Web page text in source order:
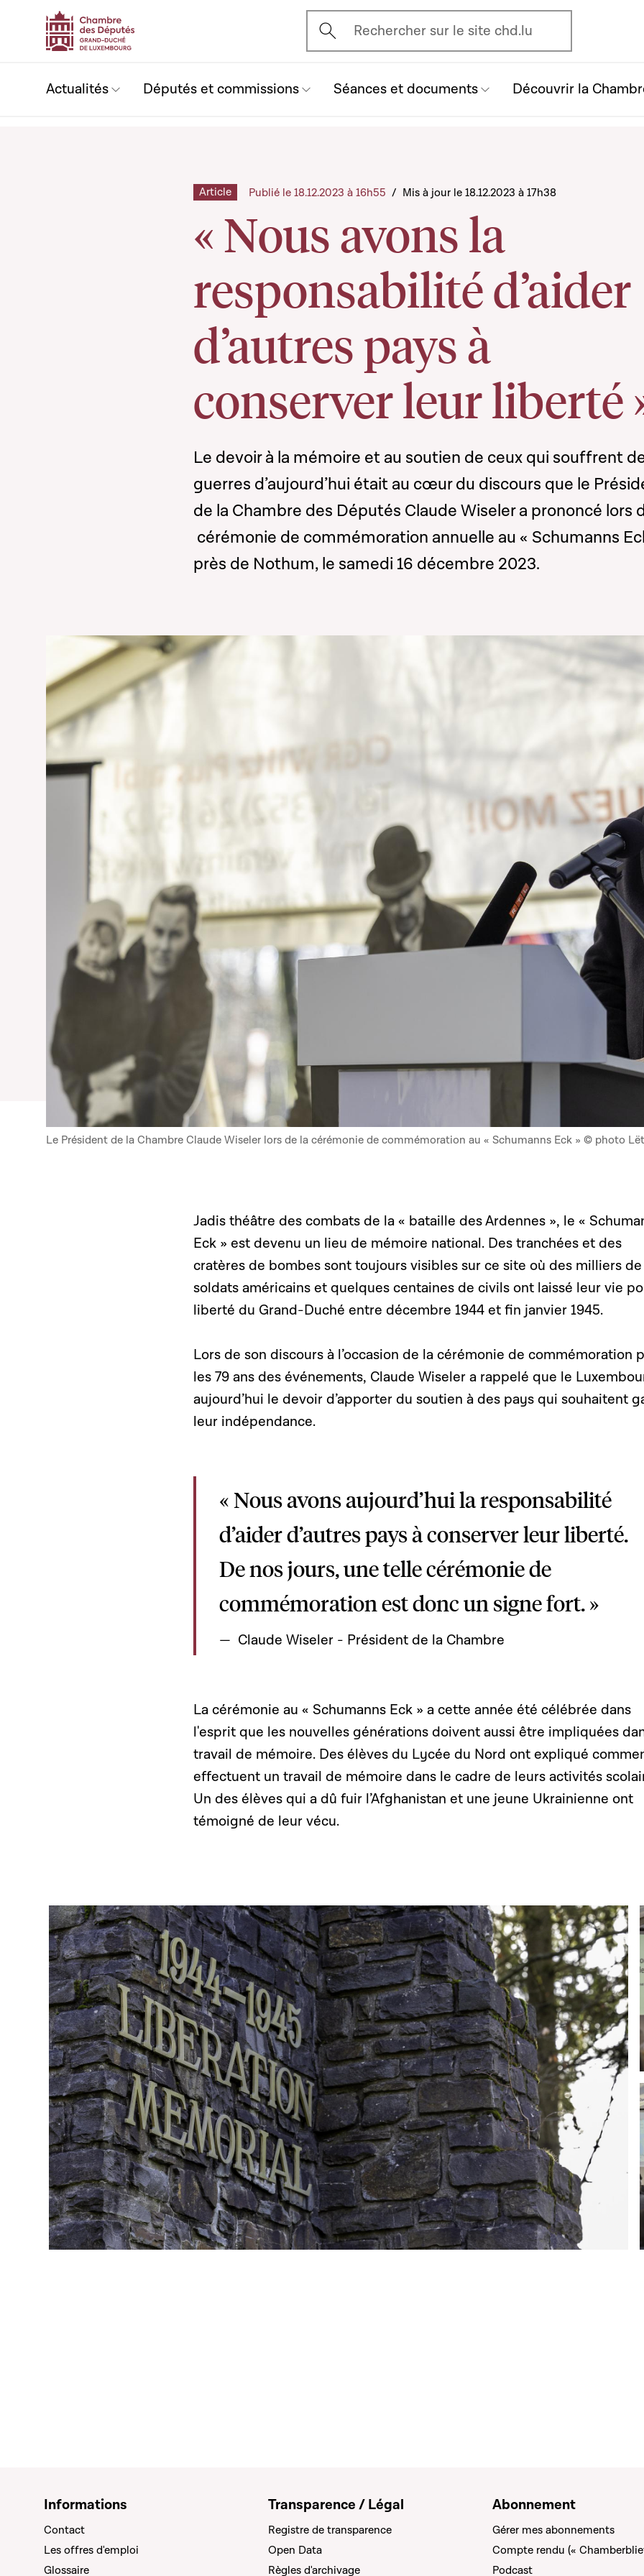
Ouvrir l'écran de recherche
Rechercher sur le site chd.lu
Actualités Députés et commissions Séances et documents Découvrir la
« Nous avons la
responsabilité d’aider
d’autres pays à
conserver leur liberté
Article Publié le 18.12.2023 à 16h55 / Mis à jour le 18.12.2023 à 17h38
Le devoir à la mémoire et au soutien de ceux qui souffrent
guerres d’aujourd’hui était au cœur du discours que le
de la Chambre des Députés Claude Wiseler a prononcé lors
cérémonie de commémoration annuelle au « Schumanns
près de Nothum, le samedi 16 décembre 2023.
Le Président de la Chambre Claude Wiseler lors de la cérémonie de commémoration au « Schumanns Eck » © photo
Jadis théâtre des combats de la « bataille des Ardennes », le «
Eck » est devenu un lieu de mémoire national. Des tranchées et des
cratères de bombes sont toujours visibles sur ce site où des milliers de
soldats américains et quelques centaines de civils ont laissé leur vie
liberté du Grand-Duché entre décembre 1944 et fin janvier 1945.
Lors de son discours à l’occasion de la cérémonie de commémoration
les 79 ans des événements, Claude Wiseler a rappelé que le
aujourd’hui le devoir d’apporter du soutien à des pays qui souhaitent
leur indépendance.
« Nous avons aujourd’hui la responsabilité
d’aider d’autres pays à conserver leur liberté.
De nos jours, une telle cérémonie de
commémoration est donc un signe fort. »
Claude Wiseler - Président de la Chambre
La cérémonie au « Schumanns Eck » a cette année été célébrée dans
l'esprit que les nouvelles générations doivent aussi être impliquées
travail de mémoire. Des élèves du Lycée du Nord ont expliqué
effectuent un travail de mémoire dans le cadre de leurs activités
Un des élèves qui a dû fuir l’Afghanistan et une jeune Ukrainienne ont
témoigné de leur vécu.
Open image in gallery
Informations
Contact
Les offres d'emploi
Glossaire
Transparence / Légal
Registre de transparence
Open Data
Règles d'archivage
Abonnement
Gérer mes abonnements
Compte rendu («
Podcast